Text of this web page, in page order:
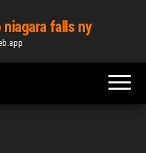
falls ny